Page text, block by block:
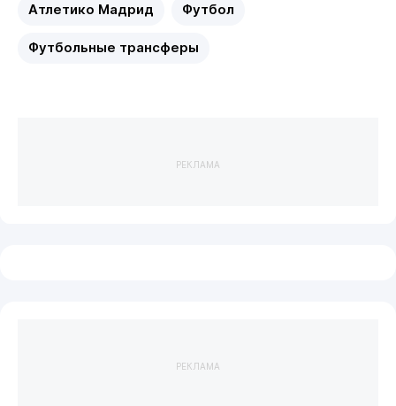
Атлетико Мадрид Футбол
Футбольные трансферы
РЕКЛАМА
РЕКЛАМА